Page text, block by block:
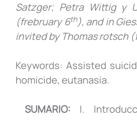
Satzger; Petra Wittig y
(frebruary 6th), and in
invited by Thomas rotsch
Keywords: Assisted
homicide, eutanasia.
SUMARIO: I.